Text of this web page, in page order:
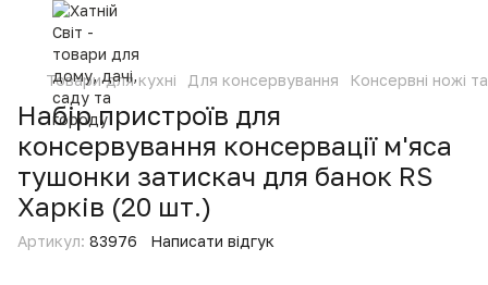
Товари для кухні Для консервування Консервні ножі
Набір пристроїв для
консервування консервації м'яса
тушонки затискач для банок RS
Харків (20 шт.)
Артикул: 83976 Написати відгук